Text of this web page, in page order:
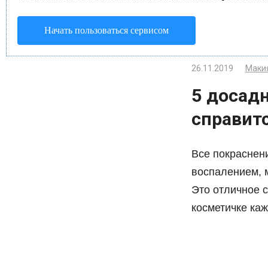
Начать пользоваться сервисом
26.11.2019
5
Все
воспалением,
Это отличное
косметичке